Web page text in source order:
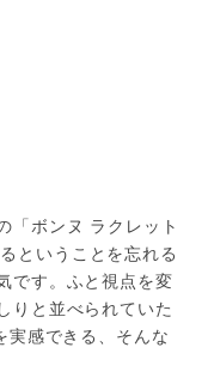
「ボンヌ ラクレット
ということを忘れる
です。ふと視点を変
りと並べられていた
実感できる、そんな